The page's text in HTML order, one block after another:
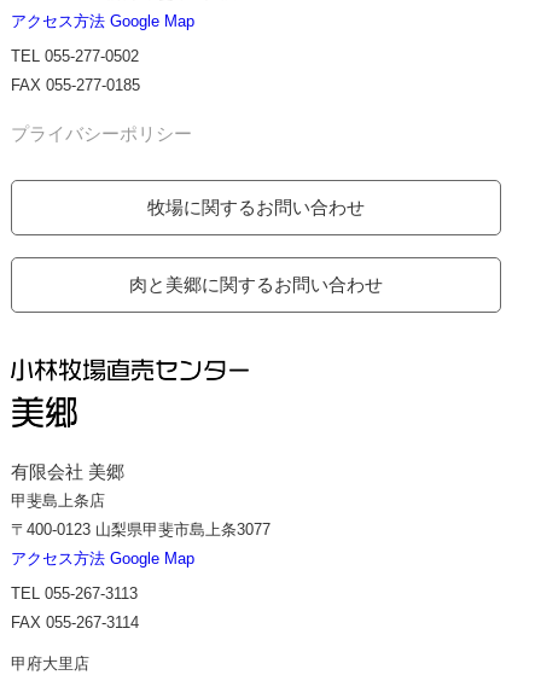
アクセス方法 Google Map
TEL 055-277-0502
FAX 055-277-0185
プライバシーポリシー
牧場に関するお問い合わせ
肉と美郷に関するお問い合わせ
有限会社 美郷
甲斐島上条店
〒400-0123 山梨県甲斐市島上条3077
アクセス方法 Google Map
TEL 055-267-3113
FAX 055-267-3114
甲府大里店